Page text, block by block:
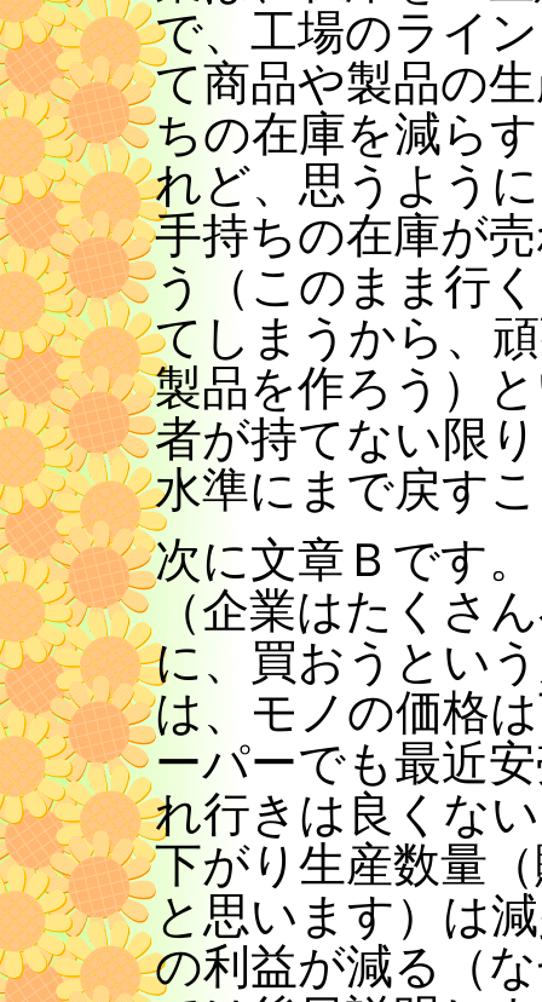
で、工場のライ
て商品や製品の
ちの在庫を減ら
れど、思うよう
手持ちの在庫が
う（このまま行
てしまうから、
製品を作ろう）
者が持てない限
水準にまで戻す
次に文章Ｂです
（企業はたくさ
に、買おうとい
は、モノの価格
ーパーでも最近
れ行きは良くな
下がり生産数量
と思います）は
の利益が減る（